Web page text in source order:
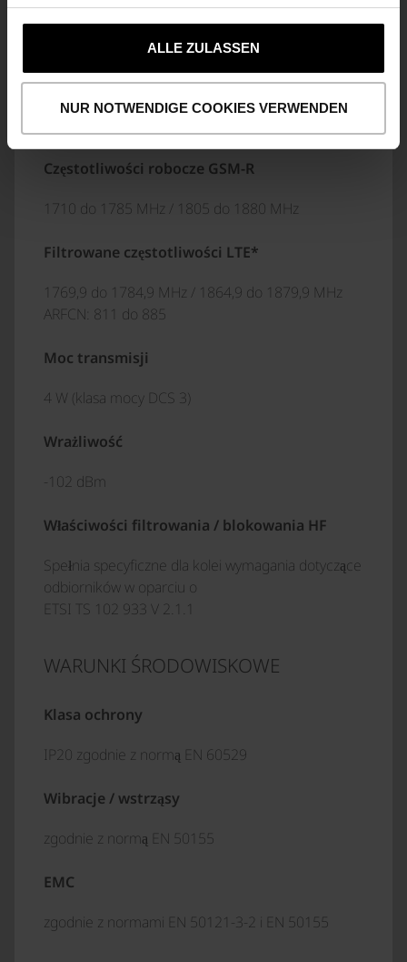
ALLE ZULASSEN
NUR NOTWENDIGE COOKIES VERWENDEN
FUNKCJE SPECYFICZNE DLA EIRENE
WŁAŚCIWOŚCI HF
Częstotliwości robocze GSM-R
1710 do 1785 MHz / 1805 do 1880 MHz
Filtrowane częstotliwości LTE*
1769,9 do 1784,9 MHz / 1864,9 do 1879,9 MHz
ARFCN: 811 do 885
Moc transmisji
4 W (klasa mocy DCS 3)
Wrażliwość
-102 dBm
Właściwości filtrowania / blokowania HF
Spełnia specyficzne dla kolei wymagania dotyczące
odbiorników w oparciu o
ETSI TS 102 933 V 2.1.1
WARUNKI ŚRODOWISKOWE
Klasa ochrony
IP20 zgodnie z normą EN 60529
Wibracje / wstrząsy
zgodnie z normą EN 50155
EMC
zgodnie z normami EN 50121-3-2 i EN 50155